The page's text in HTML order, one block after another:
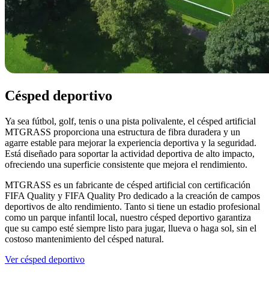
Césped deportivo
Ya sea fútbol, golf, tenis o una pista polivalente, el césped artificial
MTGRASS proporciona una estructura de fibra duradera y un
agarre estable para mejorar la experiencia deportiva y la seguridad.
Está diseñado para soportar la actividad deportiva de alto impacto,
ofreciendo una superficie consistente que mejora el rendimiento.
MTGRASS es un fabricante de césped artificial con certificación
FIFA Quality y FIFA Quality Pro dedicado a la creación de campos
deportivos de alto rendimiento. Tanto si tiene un estadio profesional
como un parque infantil local, nuestro césped deportivo garantiza
que su campo esté siempre listo para jugar, llueva o haga sol, sin el
costoso mantenimiento del césped natural.
Ver césped deportivo